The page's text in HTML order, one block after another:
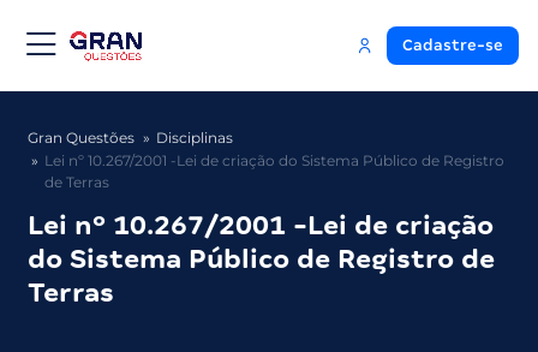
Cadastre-se
Gran Questões
Disciplinas
Lei nº 10.267/2001 -Lei de criação do Sistema Público de Registro
de Terras
Lei nº 10.267/2001 -Lei de criação
do Sistema Público de Registro de
Terras